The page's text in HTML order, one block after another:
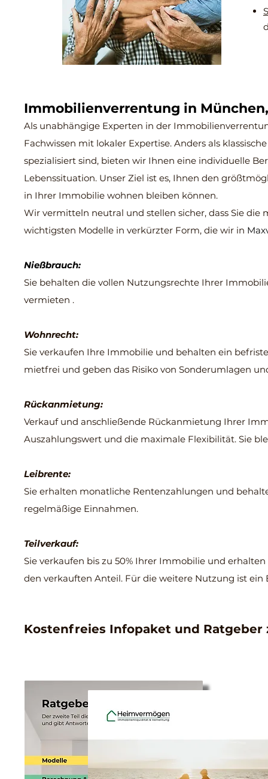
Immobilienverrentung in
Als unabhängige Experten in der
Fachwissen mit lokaler Expertise. Anders als
spezialisiert sind, bieten wir Ihnen eine individuelle
Lebenssituation. Unser Ziel ist es, Ihnen den
in Ihrer Immobilie wohnen bleiben können.
Wir vermitteln neutral und stellen sicher, dass Sie
wichtigsten Modelle in verkürzter Form, die wir in
Nießbrauch:
Sie behalten die vollen Nutzungsrechte Ihrer
vermieten .
Wohnrecht:
Sie verkaufen Ihre Immobilie und behalten ein
mietfrei und geben das Risiko von Sonderumlagen
Rückanmietung:
Verkauf und anschließende Rückanmietung Ihrer
Auszahlungswert und die maximale Flexibilität. Sie
Leibrente:
Sie erhalten monatliche Rentenzahlungen und
regelmäßige Einnahmen.
Teilverkauf:
Sie verkaufen bis zu 50% Ihrer Immobilie und
den verkauften Anteil. Für die weitere Nutzung ist ein
Kostenfreies Infopaket und